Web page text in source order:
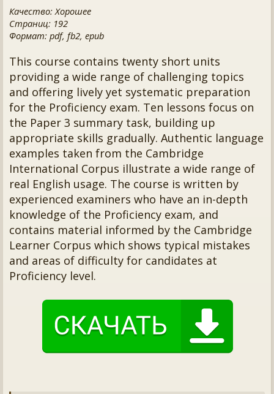
Качество: Хорошее
Страниц: 192
Формат: pdf, fb2, epub
This course contains twenty short units
providing a wide range of challenging topics
and offering lively yet systematic preparation
for the Proficiency exam. Ten lessons focus on
the Paper 3 summary task, building up
appropriate skills gradually. Authentic language
examples taken from the Cambridge
International Corpus illustrate a wide range of
real English usage. The course is written by
experienced examiners who have an in-depth
knowledge of the Proficiency exam, and
contains material informed by the Cambridge
Learner Corpus which shows typical mistakes
and areas of difficulty for candidates at
Proficiency level.